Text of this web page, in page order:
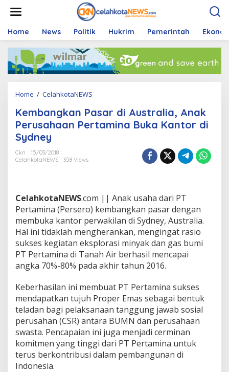
t
Home News Politik Hukrim Pemerintah
Home / CelahkotaNEWS
m
b
a
a
s
a
r
d
i
A
u
s
r
a
i
a
,
A
n
Kembangkan Pasar di Australia, Anak
Perusahaan Pertamina Buka Kantor di
Sydney
Ckn
15/03/2018
CelahkotaNEWS
358 Views
CelahkotaNEWS.com || Anak usaha dari PT
Pertamina (Persero) kembangkan pasar dengan
membuka kantor perwakilan di Sydney, Australia.
Hal ini tidaklah mengherankan, mengingat rasio
sukses kegiatan eksplorasi minyak dan gas bumi
PT Pertamina di Tanah Air berhasil mencapai
angka 70%-80% pada akhir tahun 2016.
Keberhasilan ini membuat PT Pertamina sukses
mendapatkan tujuh Proper Emas sebagai bentuk
teladan bagi pelaksanaan tanggung jawab sosial
perusahan (CSR) antara BUMN dan perusahaan
swasta. Pencapaian ini juga menjadi cerminan
komitmen yang tinggi dari PT Pertamina untuk
terus berkontribusi dalam pembangunan di
Indonesia.